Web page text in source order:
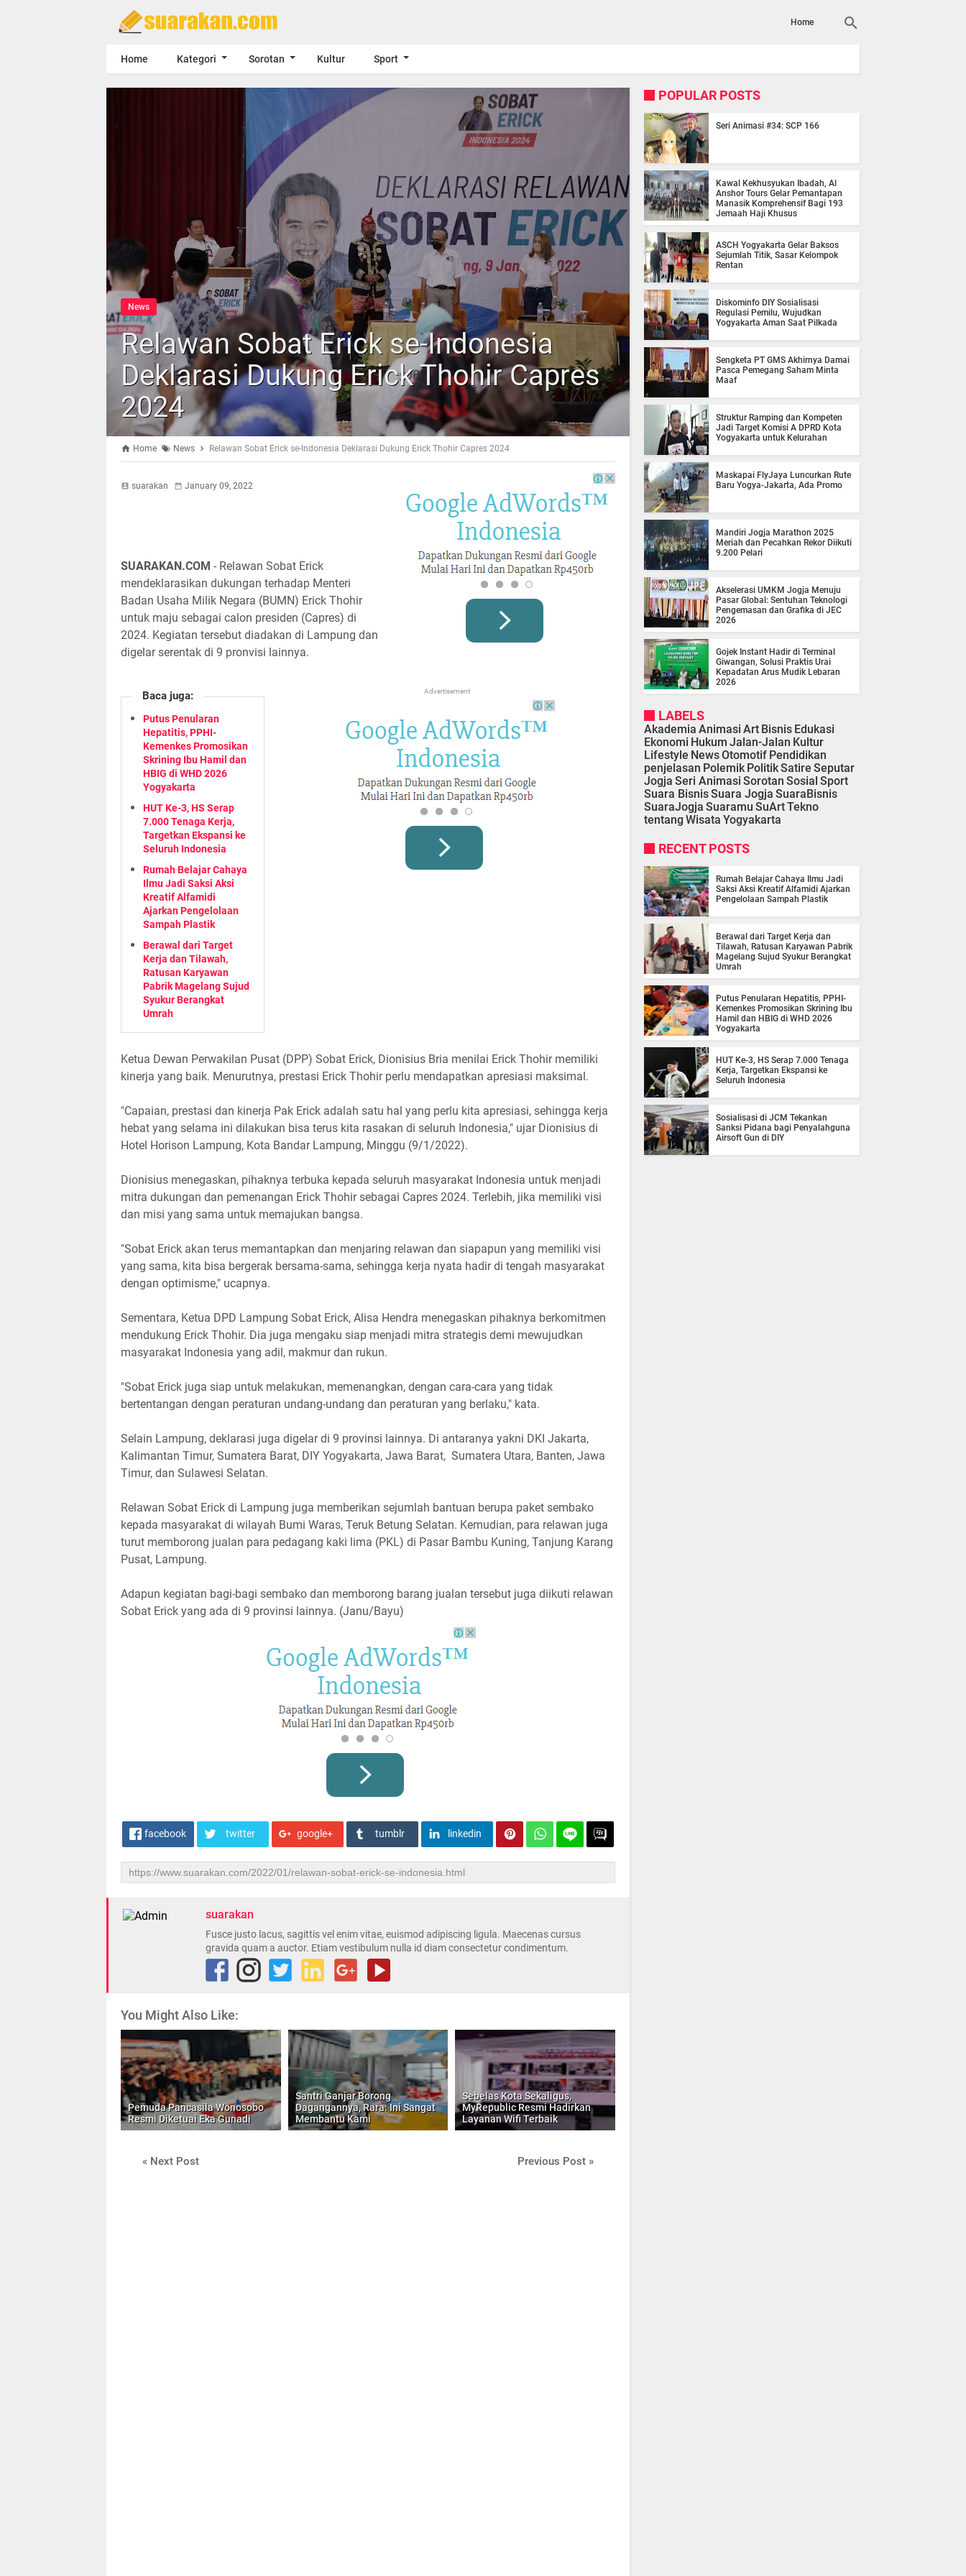
Home
Home Kategori Sorotan Kultur Sport
News
Relawan Sobat Erick se-Indonesia
Deklarasi Dukung Erick Thohir Capres
2024
Home News Relawan Sobat Erick se-Indonesia Deklarasi Dukung Erick Thohir Capres 2024
suarakan January 09, 2022
SUARAKAN.COM - Relawan Sobat Erick
mendeklarasikan dukungan terhadap Menteri
Badan Usaha Milik Negara (BUMN) Erick Thohir
untuk maju sebagai calon presiden (Capres) di
2024. Kegiatan tersebut diadakan di Lampung dan
digelar serentak di 9 pronvisi lainnya.
Advertisement
Baca juga:
Putus Penularan
Hepatitis, PPHI-
Kemenkes Promosikan
Skrining Ibu Hamil dan
HBIG di WHD 2026
Yogyakarta
HUT Ke-3, HS Serap
7.000 Tenaga Kerja,
Targetkan Ekspansi ke
Seluruh Indonesia
Rumah Belajar Cahaya
Ilmu Jadi Saksi Aksi
Kreatif Alfamidi
Ajarkan Pengelolaan
Sampah Plastik
Berawal dari Target
Kerja dan Tilawah,
Ratusan Karyawan
Pabrik Magelang Sujud
Syukur Berangkat
Umrah
Ketua Dewan Perwakilan Pusat (DPP) Sobat Erick, Dionisius Bria menilai Erick Thohir memiliki
kinerja yang baik. Menurutnya, prestasi Erick Thohir perlu mendapatkan apresiasi maksimal.
"Capaian, prestasi dan kinerja Pak Erick adalah satu hal yang perlu kita apresiasi, sehingga kerja
hebat yang selama ini dilakukan bisa terus kita rasakan di seluruh Indonesia," ujar Dionisius di
Hotel Horison Lampung, Kota Bandar Lampung, Minggu (9/1/2022).
Dionisius menegaskan, pihaknya terbuka kepada seluruh masyarakat Indonesia untuk menjadi
mitra dukungan dan pemenangan Erick Thohir sebagai Capres 2024. Terlebih, jika memiliki visi
dan misi yang sama untuk memajukan bangsa.
"Sobat Erick akan terus memantapkan dan menjaring relawan dan siapapun yang memiliki visi
yang sama, kita bisa bergerak bersama-sama, sehingga kerja nyata hadir di tengah masyarakat
dengan optimisme," ucapnya.
Sementara, Ketua DPD Lampung Sobat Erick, Alisa Hendra menegaskan pihaknya berkomitmen
mendukung Erick Thohir. Dia juga mengaku siap menjadi mitra strategis demi mewujudkan
masyarakat Indonesia yang adil, makmur dan rukun.
"Sobat Erick juga siap untuk melakukan, memenangkan, dengan cara-cara yang tidak
bertentangan dengan peraturan undang-undang dan peraturan yang berlaku," kata.
Selain Lampung, deklarasi juga digelar di 9 provinsi lainnya. Di antaranya yakni DKI Jakarta,
Kalimantan Timur, Sumatera Barat, DIY Yogyakarta, Jawa Barat, Sumatera Utara, Banten, Jawa
Timur, dan Sulawesi Selatan.
Relawan Sobat Erick di Lampung juga memberikan sejumlah bantuan berupa paket sembako
kepada masyarakat di wilayah Bumi Waras, Teruk Betung Selatan. Kemudian, para relawan juga
turut memborong jualan para pedagang kaki lima (PKL) di Pasar Bambu Kuning, Tanjung Karang
Pusat, Lampung.
Adapun kegiatan bagi-bagi sembako dan memborong barang jualan tersebut juga diikuti relawan
Sobat Erick yang ada di 9 provinsi lainnya. (Janu/Bayu)
facebook twitter google+ tumblr linkedin
suarakan
Fusce justo lacus, sagittis vel enim vitae, euismod adipiscing ligula. Maecenas cursus
gravida quam a auctor. Etiam vestibulum nulla id diam consectetur condimentum.
You Might Also Like:
Pemuda Pancasila Wonosobo
Resmi Diketuai Eka Gunadi
Santri Ganjar Borong
Dagangannya, Rara: Ini Sangat
Membantu Kami
Sebelas Kota Sekaligus,
MyRepublic Resmi Hadirkan
Layanan Wifi Terbaik
« Next Post Previous Post »
POPULAR POSTS
Seri Animasi #34: SCP 166
Kawal Kekhusyukan Ibadah, Al
Anshor Tours Gelar Pemantapan
Manasik Komprehensif Bagi 193
Jemaah Haji Khusus
ASCH Yogyakarta Gelar Baksos
Sejumlah Titik, Sasar Kelompok
Rentan
Diskominfo DIY Sosialisasi
Regulasi Pemilu, Wujudkan
Yogyakarta Aman Saat Pilkada
Sengketa PT GMS Akhirnya Damai
Pasca Pemegang Saham Minta
Maaf
Struktur Ramping dan Kompeten
Jadi Target Komisi A DPRD Kota
Yogyakarta untuk Kelurahan
Maskapai FlyJaya Luncurkan Rute
Baru Yogya-Jakarta, Ada Promo
Mandiri Jogja Marathon 2025
Meriah dan Pecahkan Rekor Diikuti
9.200 Pelari
Akselerasi UMKM Jogja Menuju
Pasar Global: Sentuhan Teknologi
Pengemasan dan Grafika di JEC
2026
Gojek Instant Hadir di Terminal
Giwangan, Solusi Praktis Urai
Kepadatan Arus Mudik Lebaran
2026
LABELS
Akademia Animasi Art Bisnis Edukasi
Ekonomi Hukum Jalan-Jalan Kultur
Lifestyle NewsOtomotif Pendidikan
penjelasan Polemik PolitikSatire Seputar
Jogja Seri Animasi Sorotan Sosial Sport
Suara BisnisSuara Jogja SuaraBisnis
SuaraJogja Suaramu SuArtTekno
tentang Wisata Yogyakarta
RECENT POSTS
Rumah Belajar Cahaya Ilmu Jadi
Saksi Aksi Kreatif Alfamidi Ajarkan
Pengelolaan Sampah Plastik
Berawal dari Target Kerja dan
Tilawah, Ratusan Karyawan Pabrik
Magelang Sujud Syukur Berangkat
Umrah
Putus Penularan Hepatitis, PPHI-
Kemenkes Promosikan Skrining Ibu
Hamil dan HBIG di WHD 2026
Yogyakarta
HUT Ke-3, HS Serap 7.000 Tenaga
Kerja, Targetkan Ekspansi ke
Seluruh Indonesia
Sosialisasi di JCM Tekankan
Sanksi Pidana bagi Penyalahguna
Airsoft Gun di DIY